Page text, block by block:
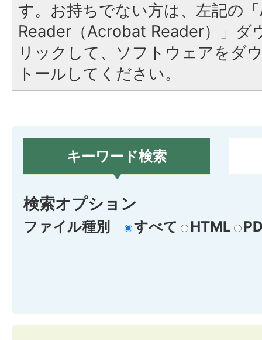
す。お持ちでない方は、左記の
Reader（Acrobat Reader）」ダ
リックして、ソフトウェアをダ
トールしてください。
キーワード検索
検索オプション
ファイル種別 すべて HTML